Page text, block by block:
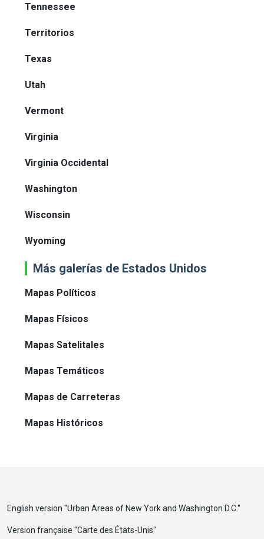
Tennessee
Territorios
Texas
Utah
Vermont
Virginia
Virginia Occidental
Washington
Wisconsin
Wyoming
Más galerías de Estados Unidos
Mapas Políticos
Mapas Físicos
Mapas Satelitales
Mapas Temáticos
Mapas de Carreteras
Mapas Históricos
English version "Urban Areas of New York and Washington D.C."
Version française "Carte des États-Unis"